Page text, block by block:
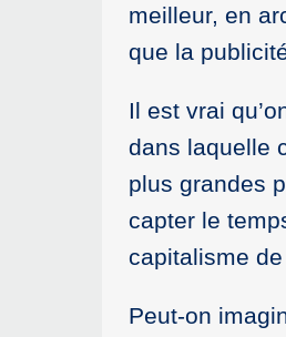
meilleur, en
que la
Il est vrai
dans laquelle
plus grandes
capter le
capitalisme
Peut-on